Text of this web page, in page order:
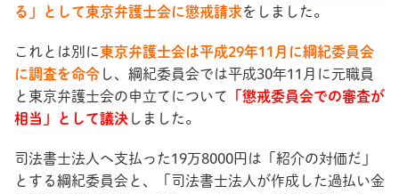
る」として東京弁護士会に懲戒請求をしました。
これとは別に東京弁護士会は平成29年11月に綱紀委員会
に調査を命令 し、綱紀委員会では平成30年11月に元職員
と東京弁護士会の申立てについて
「懲戒委員会での審査が
相当」として議決 しました。
司法書士法人へ支払った19万8000円は「紹介の対価だ」
とする綱紀委員会と、「司法書士法人が作成した過払い金